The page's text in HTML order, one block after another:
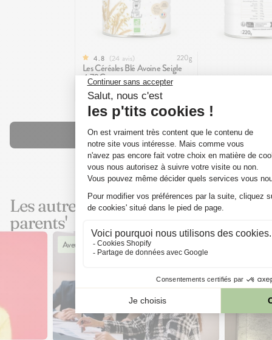
4.8 24 avis 220g
Les Céréales Blé Avoine Seigle
4,70€
Découvrir tous nos produits
Les autres articles 'aveux de
parents'
Aveux de parents